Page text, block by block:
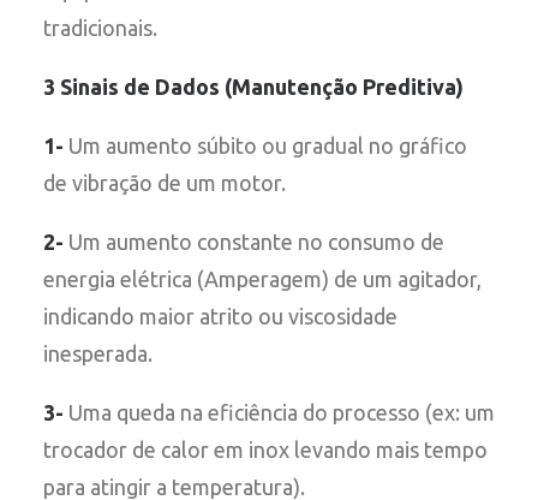
tradicionais.
3 Sinais de Dados (Manutenção Preditiva)
1- Um aumento súbito ou gradual no gráfico
de vibração de um motor.
2- Um aumento constante no consumo de
energia elétrica (Amperagem) de um agitador,
indicando maior atrito ou viscosidade
inesperada.
3- Uma queda na eficiência do processo (ex: um
trocador de calor em inox levando mais tempo
para atingir a temperatura).